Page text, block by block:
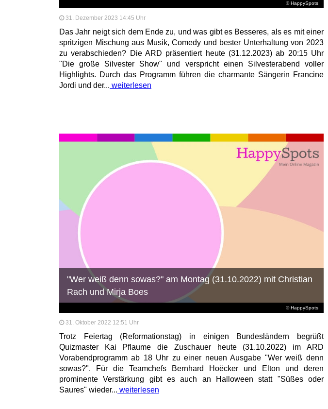
© HappySpots
31. Dezember 2023 14:45 Uhr
Das Jahr neigt sich dem Ende zu, und was gibt es Besseres, als es mit einer
spritzigen Mischung aus Musik, Comedy und bester Unterhaltung von 2023
zu verabschieden? Die ARD präsentiert heute (31.12.2023) ab 20:15 Uhr
"Die große Silvester Show" und verspricht einen Silvesterabend voller
Highlights. Durch das Programm führen die charmante Sängerin Francine
Jordi und der... weiterlesen
© HappySpots
"Wer weiß denn sowas?" am Montag (31.10.2022) mit Christian
Rach und Mirja Boes
31. Oktober 2022 12:51 Uhr
Trotz Feiertag (Reformationstag) in einigen Bundesländern begrüßt
Quizmaster Kai Pflaume die Zuschauer heute (31.10.2022) im ARD
Vorabendprogramm ab 18 Uhr zu einer neuen Ausgabe "Wer weiß denn
sowas?". Für die Teamchefs Bernhard Hoëcker und Elton und deren
prominente Verstärkung gibt es auch an Halloween statt "Süßes oder
Saures" wieder... weiterlesen